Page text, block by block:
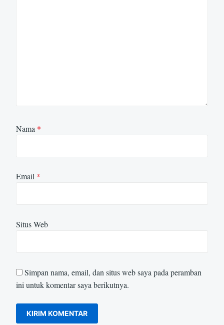
Nama *
Email *
Situs Web
Simpan nama, email, dan situs web saya pada peramban
ini untuk komentar saya berikutnya.